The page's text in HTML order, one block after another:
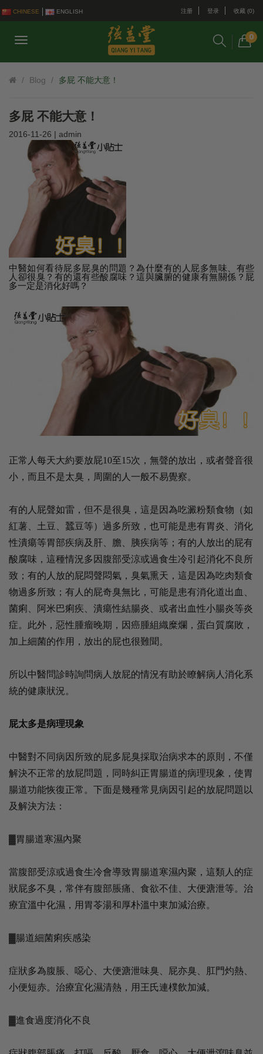
CHINESE ENGLISH 注册 登录 收藏 (0)
0
Blog 多屁 不能大意！
多屁 不能大意！
2016-11-26 | admin
中醫如何看待屁多屁臭的問題？為什麼有的人屁多無味、有些
人卻很臭？有的還有些酸腐味？這與臟腑的健康有無關係？屁
多一定是消化好嗎？
正常人每天大約要放屁10至15次，無聲的放出，或者聲音很
小，而且不是太臭，周圍的人一般不易覺察。
有的人屁聲如雷，但不是很臭，這是因為吃澱粉類食物（如
紅薯、土豆、蠶豆等）過多所致，也可能是患有胃炎、消化
性潰瘍等胃部疾病及肝、膽、胰疾病等；有的人放出的屁有
酸腐味，這種情況多因腹部受涼或過食生冷引起消化不良所
致；有的人放的屁悶聲悶氣，臭氣熏天，這是因為吃肉類食
物過多所致；有人的屁奇臭無比，可能是患有消化道出血、
菌痢、阿米巴痢疾、潰瘍性結腸炎、或者出血性小腸炎等炎
症。此外，惡性腫瘤晚期，因癌腫組織糜爛，蛋白質腐敗，
加上細菌的作用，放出的屁也很難聞。
所以中醫問診時詢問病人放屁的情況有助於瞭解病人消化系
統的健康狀況。
屁太多是病理現象
中醫對不同病因所致的屁多屁臭採取治病求本的原則，不僅
解決不正常的放屁問題，同時糾正胃腸道的病理現象，使胃
腸道功能恢復正常。下面是幾種常見病因引起的放屁問題以
及解決方法：
▓胃腸道寒濕內聚
當腹部受涼或過食生冷會導致胃腸道寒濕內聚，這類人的症
狀屁多不臭，常伴有腹部脹痛、食欲不佳、大便溏泄等。治
療宜溫中化濕，用胃苓湯和厚朴溫中東加減治療。
▓腸道細菌痢疾感染
症狀多為腹脹、噁心、大便溏泄味臭、屁亦臭、肛門灼熱、
小便短赤。治療宜化濕清熱，用王氏連樸飲加減。
▓進食過度消化不良